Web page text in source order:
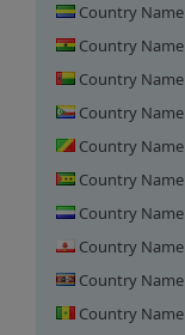
Country Name
Country Name
Country Name
Country Name
Country Name
Country Name
Country Name
Country Name
Country Name
Country Name